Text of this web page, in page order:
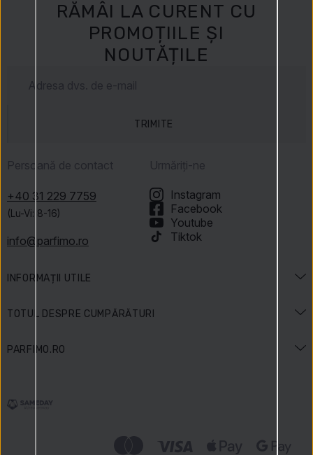
RĂMÂI LA CURENT CU
PROMOȚIILE ȘI
NOUTĂȚILE
TRIMITE
Persoană de contact
+40 31 229 7759
(Lu-Vi: 8-16)
info@parfimo.ro
INFORMAȚII UTILE
Sărbători & Promoții
Cum colectăm recenziile
TOTUL DESPRE CUMPĂRĂTURI
Politica de confidențialitate
PARFIMO.RO
Au scris despre noi
Urmăriți-ne
Instagram
Facebook
Youtube
Tiktok